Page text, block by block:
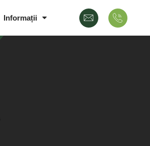
Informații